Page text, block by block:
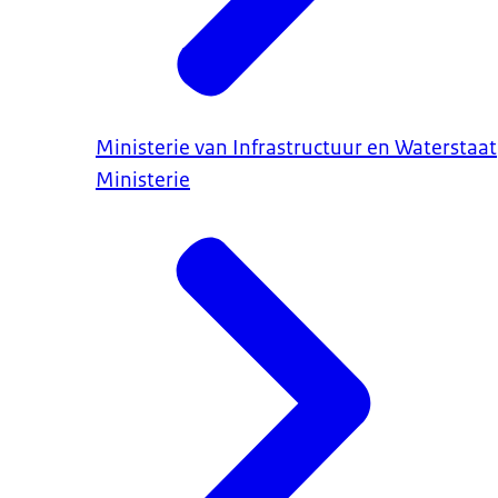
Ministerie van Infrastructuur en Waterstaat
Ministerie